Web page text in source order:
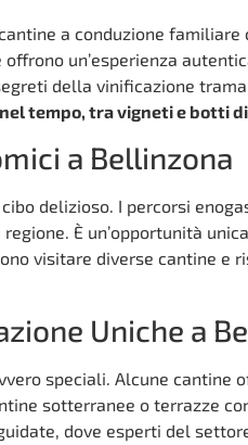
a conduzione familiare
un’esperienza
della vinificazione
tempo, tra vigneti e botti
a Bellinzona
delizioso. I percorsi
È un’opportunità
visitare diverse cantine e
Uniche a
speciali. Alcune cantine
sotterranee o terrazze
dove esperti del